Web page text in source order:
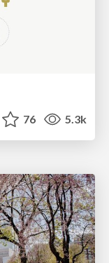
76 5.3k